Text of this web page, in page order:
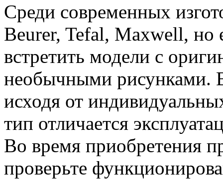
Среди современных
Beurer, Tefal, Maxwell,
встретить модели с
необычными рисунками.
исходя от
тип отличается
Во время приобретения
проверьте